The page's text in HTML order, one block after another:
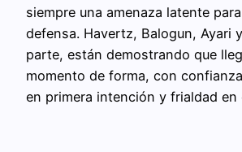
siempre una amenaza latente
defensa. Havertz, Balogun, Ayari
parte, están demostrando que
momento de forma, con
en primera intención y frialdad en